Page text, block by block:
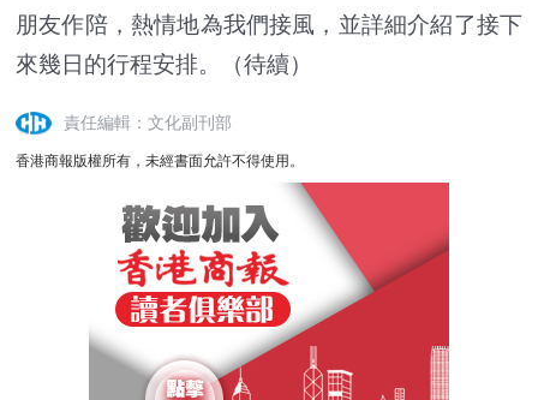
朋友作陪，熱情地為我們接風，並詳細介紹了接下
來幾日的行程安排。（待續）
責任編輯：文化副刊部
香港商報版權所有，未經書面允許不得使用。